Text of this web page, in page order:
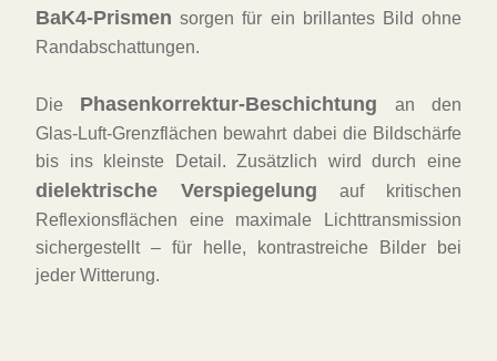
BaK4-Prismen sorgen für ein brillantes Bild ohne
Randabschattungen.
Die Phasenkorrektur-Beschichtung an den
Glas-Luft-Grenzflächen bewahrt dabei die Bildschärfe
bis ins kleinste Detail. Zusätzlich wird durch eine
dielektrische Verspiegelung auf kritischen
Reflexionsflächen eine maximale Lichttransmission
sichergestellt – für helle, kontrastreiche Bilder bei
jeder Witterung.